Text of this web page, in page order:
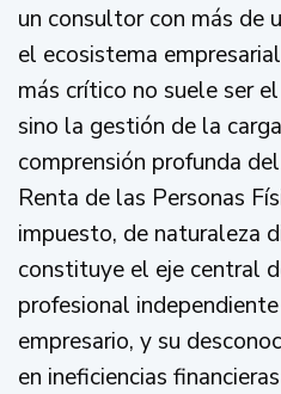
un consultor con más de
el ecosistema
más crítico no suele ser
sino la gestión de la
comprensión profunda
Renta de las Personas
impuesto, de naturaleza
constituye el eje central
profesional
empresario, y su
en ineficiencias